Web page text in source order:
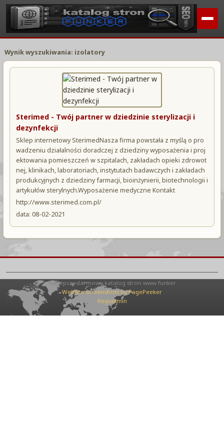
Wynik wyszukiwania: izolatory
Sterimed - Twój partner w dziedzinie sterylizacji i
dezynfekcji
Sklep internetowy SterimedNasza firma powstała z myślą o pro
wadzeniu działalności doradczej z dziedziny wyposażenia i proj
ektowania pomieszczeń w szpitalach, zakładach opieki zdrowot
nej, klinikach, laboratoriach, instytutach badawczych i zakładach
produkcyjnych z dziedziny farmacji, bioinżynierii, biotechnologii i
artykułów sterylnych.Wyposażenie medyczne Kontakt
http://www.sterimed.com.pl/
data: 08-02-2021
Najlepszy darmowy katalog stron www funker
Website Screenshots by PagePeeker
Regulamin